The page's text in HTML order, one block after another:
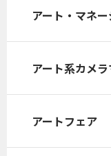
アート・マネ
アート系カメ
アートフェア